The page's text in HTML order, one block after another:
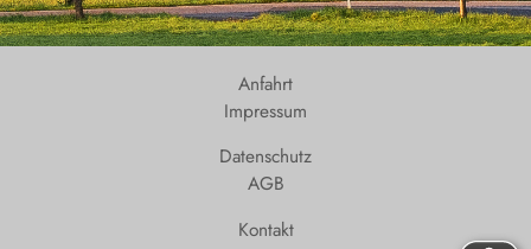
Anfahrt
Impressum
Datenschutz
AGB
Kontakt